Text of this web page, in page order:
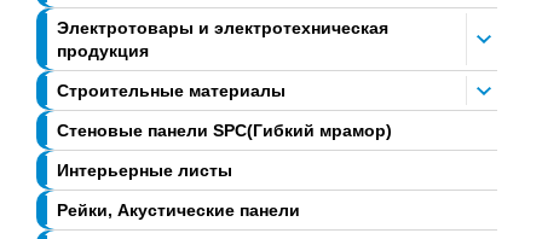
Электротовары и электротехническая
продукция
Строительные материалы
Стеновые панели SPC(Гибкий мрамор)
Интерьерные листы
Рейки, Акустические панели